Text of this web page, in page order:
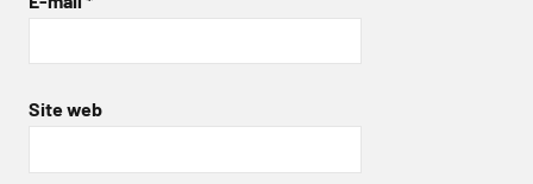
Site web